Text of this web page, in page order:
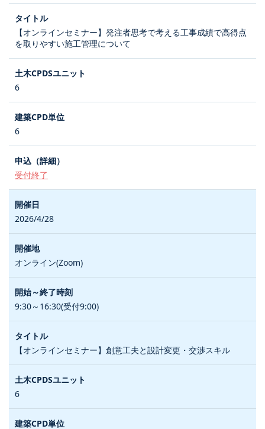
【オンラインセミナー】発注者思考で考える工事成績で高得点
を取りやすい施工管理について
6
6
受付終了
2026/4/28
オンライン(Zoom)
9:30～16:30(受付9:00)
【オンラインセミナー】創意工夫と設計変更・交渉スキル
6